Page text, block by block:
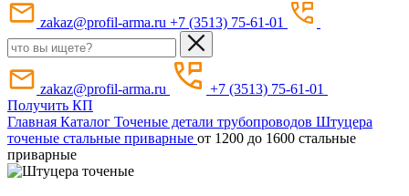
zakaz@profil-arma.ru +7 (3513) 75-61-01
zakaz@profil-arma.ru
+7 (3513) 75-61-01
Получить КП
Главная Каталог Точеные детали трубопроводов Штуцера
точеные стальные приварные от 1200 до 1600 стальные
приварные